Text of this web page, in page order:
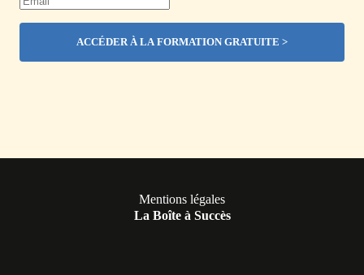
La Boîte à Succès
Mentions légales